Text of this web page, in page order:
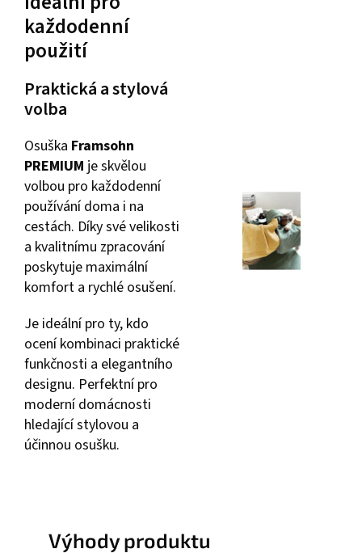
každodenní
použití
Praktická a stylová
volba
Osuška Framsohn
PREMIUM je skvělou
volbou pro každodenní
používání doma i na
cestách. Díky své velikosti
a kvalitnímu zpracování
poskytuje maximální
komfort a rychlé osušení.
Je ideální pro ty, kdo
ocení kombinaci praktické
funkčnosti a elegantního
designu. Perfektní pro
moderní domácnosti
hledající stylovou a
účinnou osušku.
Výhody produktu